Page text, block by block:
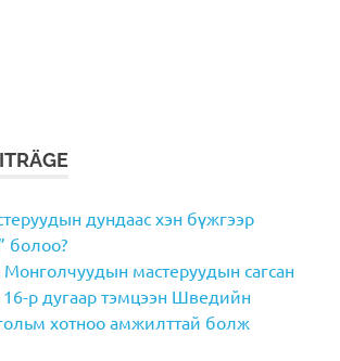
дундаас хэн бүжгээр
болоо?
Монголчуудын мастеруудын сагсан
р дугаар тэмцээн Шведийн
хотноо амжилттай болж